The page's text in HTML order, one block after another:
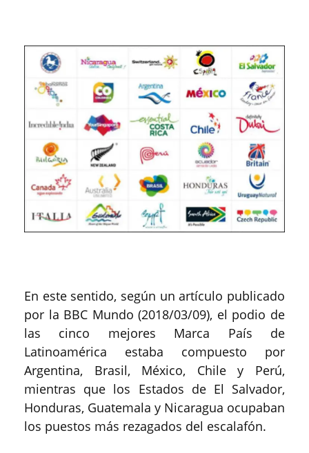
En este sentido, según un artículo publicado
por la BBC Mundo (2018/03/09), el podio de
las cinco mejores Marca País de
Latinoamérica estaba compuesto por
Argentina, Brasil, México, Chile y Perú,
mientras que los Estados de El Salvador,
Honduras, Guatemala y Nicaragua ocupaban
los puestos más rezagados del escalafón.